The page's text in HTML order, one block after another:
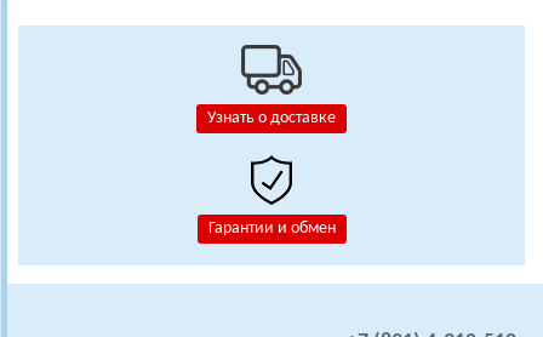
Узнать о доставке
Гарантии и обмен